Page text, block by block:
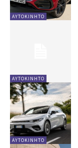
ΑΥΤΟΚΙΝΗΤΟ
ΑΥΤΟΚΙΝΗΤΟ
ΑΥΤΟΚΙΝΗΤΟ